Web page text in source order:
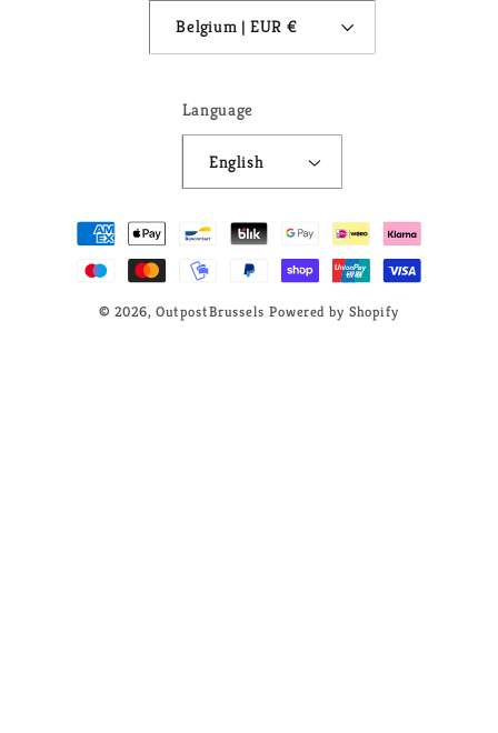
Belgium | EUR €
Language
English
Payment
methods
© 2026,OutpostBrussels Powered by Shopify